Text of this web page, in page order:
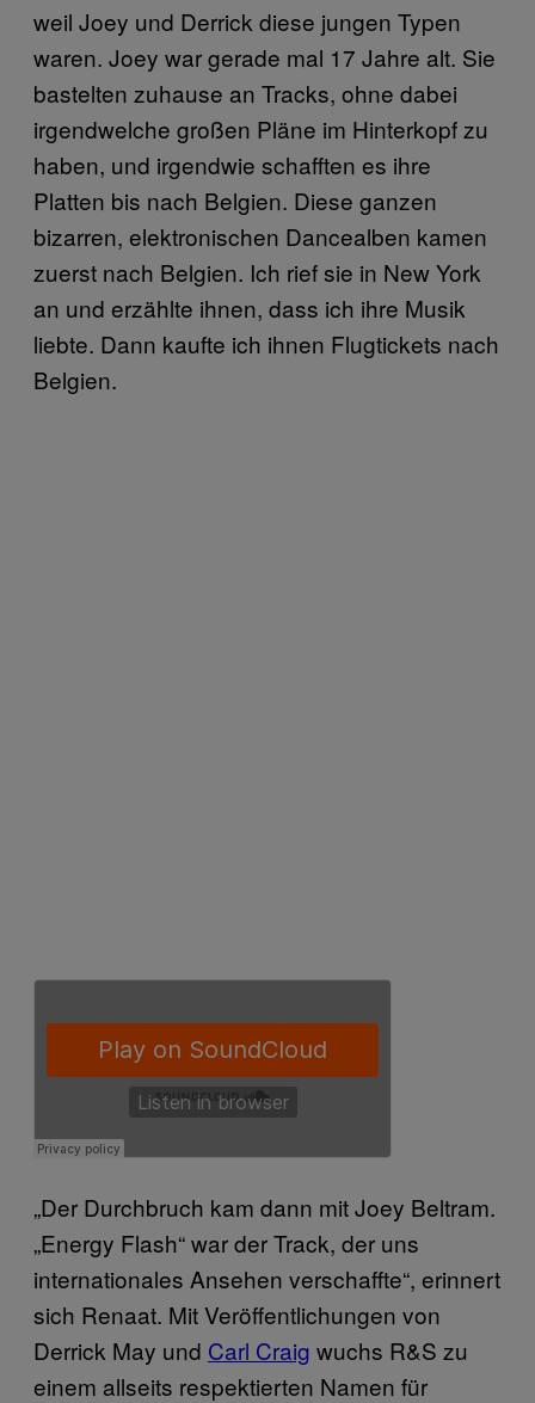
weil Joey und Derrick diese jungen Typen
waren. Joey war gerade mal 17 Jahre alt. Sie
bastelten zuhause an Tracks, ohne dabei
irgendwelche großen Pläne im Hinterkopf zu
haben, und irgendwie schafften es ihre
Platten bis nach Belgien. Diese ganzen
bizarren, elektronischen Dancealben kamen
zuerst nach Belgien. Ich rief sie in New York
an und erzählte ihnen, dass ich ihre Musik
liebte. Dann kaufte ich ihnen Flugtickets nach
Belgien.
„Der Durchbruch kam dann mit Joey Beltram.
„Energy Flash“ war der Track, der uns
internationales Ansehen verschaffte“, erinnert
sich Renaat. Mit Veröffentlichungen von
Derrick May und Carl Craig wuchs R&S zu
einem allseits respektierten Namen für